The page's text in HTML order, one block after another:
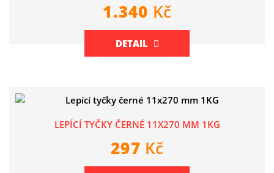
1.340 Kč
DETAIL
LEPÍCÍ TYČKY ČERNÉ 11X270 MM 1KG
297 Kč